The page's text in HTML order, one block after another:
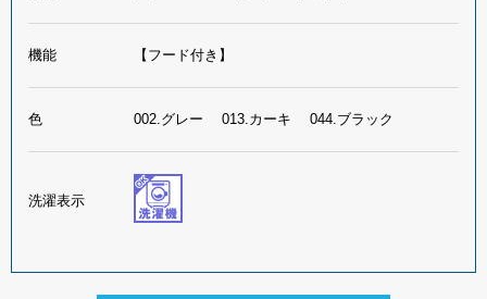
機能 【フード付き】
色 002.グレー 013.カーキ 044.ブラック
洗濯表示